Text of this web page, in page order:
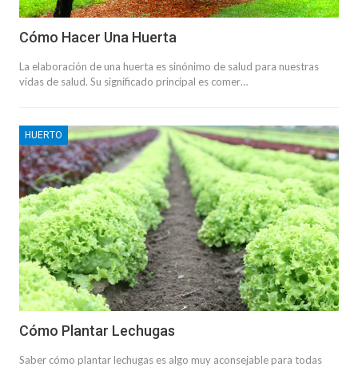
Cómo Hacer Una Huerta
La elaboración de una huerta es sinónimo de salud para nuestras
vidas de salud. Su significado principal es comer…
HUERTO
Cómo Plantar Lechugas
Saber cómo plantar lechugas es algo muy aconsejable para todas